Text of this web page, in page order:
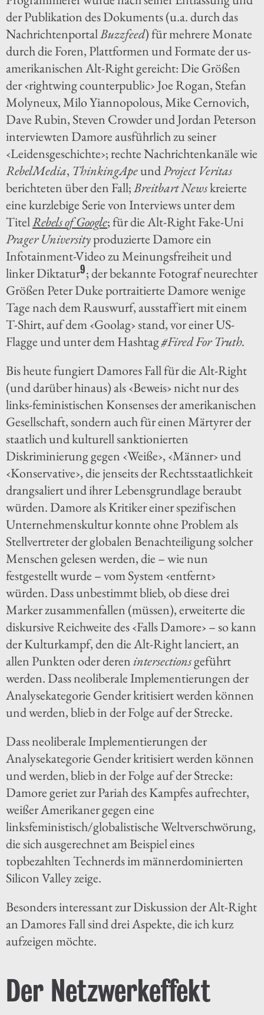
der Publikation des Dokuments (u.a. durch das
NachrichtenportalBuzzfeed) für mehrere Monate
durch die Foren, Plattformen und Formate der us-
amerikanischen Alt-Right gereicht: Die Größen
der ‹rightwing counterpublic› Joe Rogan, Stefan
Molyneux, Milo Yiannopolous, Mike Cernovich,
Dave Rubin, Steven Crowder und Jordan Peterson
interviewten Damore ausführlich zu seiner
‹Leidensgeschichte›; rechte Nachrichtenkanäle wie
RebelMedia, ThinkingApeundProject Veritas
berichteten über den Fall;Breitbart Newskreierte
eine kurzlebige Serie von Interviews unter dem
TitelRebels of Google; für die Alt-Right Fake-Uni
Prager Universityproduzierte Damore ein
Infotainment-Video zu Meinungsfreiheit und
linker Diktatur9; der bekannte Fotograf neurechter
Größen Peter Duke portraitierte Damore wenige
Tage nach dem Rauswurf, ausstaffiert mit einem
T-Shirt, auf dem ‹Goolag› stand, vor einer US-
Flagge und unter dem Hashtag#Fired For Truth.
Bis heute fungiert Damores Fall für die Alt-Right
(und darüber hinaus) als ‹Beweis› nicht nur des
links-feministischen Konsenses der amerikanischen
Gesellschaft, sondern auch für einen Märtyrer der
staatlich und kulturell sanktionierten
Diskriminierung gegen ‹Weiße›, ‹Männer› und
‹Konservative›, die jenseits der Rechtsstaatlichkeit
drangsaliert und ihrer Lebensgrundlage beraubt
würden. Damore als Kritiker einer spezifischen
Unternehmenskultur konnte ohne Problem als
Stellvertreter der globalen Benachteiligung solcher
Menschen gelesen werden, die – wie nun
festgestellt wurde – vom System ‹entfernt›
würden. Dass unbestimmt blieb, ob diese drei
Marker zusammenfallen (müssen), erweiterte die
diskursive Reichweite des ‹Falls Damore› – so kann
der Kulturkampf, den die Alt-Right lanciert, an
allen Punkten oder derenintersectionsgeführt
werden. Dass neoliberale Implementierungen der
Analysekategorie Gender kritisiert werden können
und werden, blieb in der Folge auf der Strecke.
Dass neoliberale Implementierungen der
Analysekategorie Gender kritisiert werden können
und werden, blieb in der Folge auf der Strecke:
Damore geriet zur Pariah des Kampfes aufrechter,
weißer Amerikaner gegen eine
linksfeministisch/globalistische Weltverschwörung,
die sich ausgerechnet am Beispiel eines
topbezahlten Technerds im männerdominierten
Silicon Valley zeige.
Besonders interessant zur Diskussion der Alt-Right
an Damores Fall sind drei Aspekte, die ich kurz
aufzeigen möchte.
Der Netzwerkeffekt